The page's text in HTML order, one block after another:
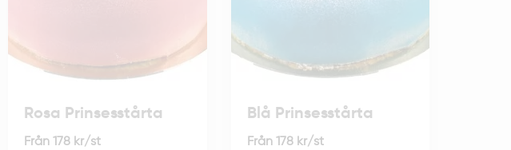
Rosa Prinsesstårta
Från178 kr/st
Blå Prinsesstårta
Från 178 kr/st